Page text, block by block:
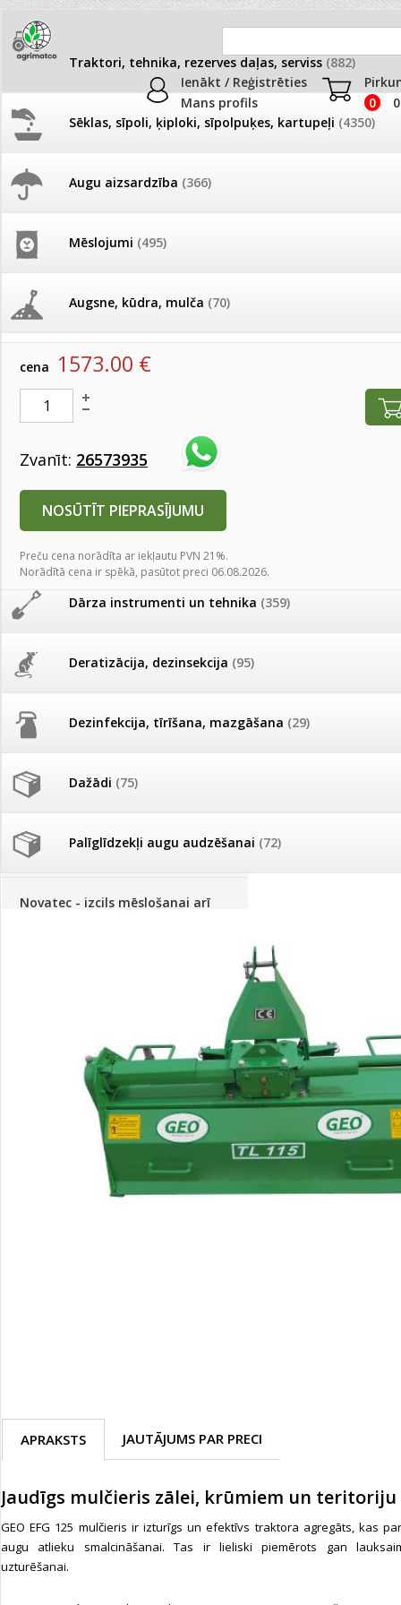
Ienākt / Reģistrēties
Mans profils
0
Traktori, tehnika, rezerves daļas, serviss (882)
Sēklas, sīpoli, ķiploki, sīpolpuķes, kartupeļi (4350)
Augu aizsardzība (366)
Mēslojumi (495)
Augsne, kūdra, mulča (70)
Podi un kasetes
Augu laistīšana
Dārza instrumenti un tehnika (359)
Deratizācija, dezinsekcija (95)
Dezinfekcija, tīrīšana, mazgāšana (29)
Dažādi (75)
Palīglīdzekļi augu audzēšanai (72)
JAUNUMI
Pašlasīšanas vietu katalogs
26.05. Vebinārs - Kā ierobežot
gliemežus piemājas dārzā un
Darba laiks Līgo svētkos
Ūdens piemērotības noteikšana
smidzinājumu veikšanai
Pievienojies braucienam uz
Turkmenistānu!
Tomātu sēklu katalogs
Tomātu diena
Tagad Vitrol GB arī 20kg
iepakojumā!
Tomātu diena 21.augustā
Ievešanas atļaujas 2025
Visas datu drošības lapas (DDL)
vienuviet
Klientu Diena
Novatec - izcils mēslošanai arī
AKCIJAS
frēze + mulčieris +
AKCIJAS komplekts -
AKCIJAS komplekts -
MID MOWER +
Zāles pļāvēji/mulčieri
Produkti »Traktori, tehnika, rezerves daļas, serviss
Zāles pļāvēji/mulčieri
GEO mulčieris EFG 125
artikuls:
cena 1573.00 €
Zvanīt: 26573935
NOSŪTĪT PIEPRASĪJUMU
Preču cena norādīta ar iekļautu PVN 21%.
Norādītā cena ir spēkā, pasūtot preci 06.08.2026.
Līzinga kalkulators
Pirmā iemaksa
* Kalkulatoru aprēķinam ir informatīva nozīme. Ikmēneša maksājums var
APRAKSTS JAUTĀJUMS PAR PRECI
Jaudīgs mulčieris zālei, krūmiem un
GEO EFG 125 mulčieris ir izturīgs un efektīvs traktora agregāts, kas
augu atlieku smalcināšanai. Tas ir lieliski piemērots gan
uzturēšanai.